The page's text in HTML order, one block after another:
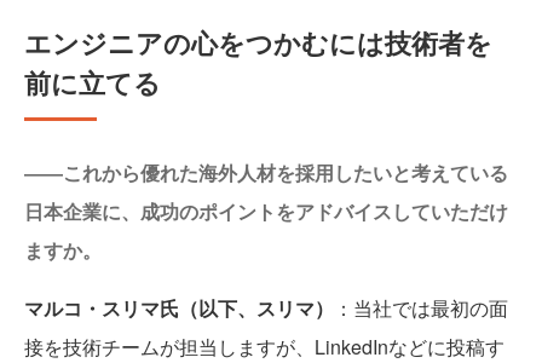
エンジニアの心をつかむには技術者を
前に立てる
――これから優れた海外人材を採用したいと考えている
日本企業に、成功のポイントをアドバイスしていただけ
ますか。
マルコ・スリマ氏（以下、スリマ）
：当社では最初の面
接を技術チームが担当しますが、LinkedInなどに投稿す